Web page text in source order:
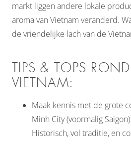
markt liggen andere lokale
aroma van Vietnam veranderd.
de vriendelijke lach van de
TIPS & TOPS
VIETNAM:
Maak kennis met de grote
Minh City (voormalig
Historisch, vol traditie, en